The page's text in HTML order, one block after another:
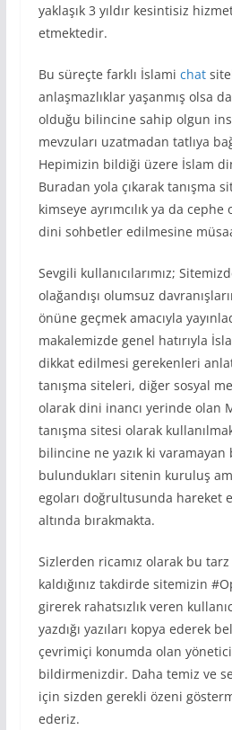
yaklaşık 3 yıldır kesintisiz
etmektedir.
Bu süreçte farklı İslami chat
anlaşmazlıklar yaşanmış olsa
olduğu bilincine sahip olgun
mevzuları uzatmadan tatlıya
Hepimizin bildiği üzere İslam
Buradan yola çıkarak tanışma
kimseye ayrımcılık ya da
dini sohbetler edilmesine
Sevgili kullanıcılarımız;
olağandışı olumsuz
önüne geçmek amacıyla
makalemizde genel hatırıyla
dikkat edilmesi gerekenleri
tanışma siteleri, diğer sosyal
olarak dini inancı yerinde olan
tanışma sitesi olarak
bilincine ne yazık ki varamayan
bulundukları sitenin kuruluş
egoları doğrultusunda hareket
altında bırakmakta.
Sizlerden ricamız olarak bu
kaldığınız takdirde sitemizin
girerek rahatsızlık veren
yazdığı yazıları kopya ederek
çevrimiçi konumda olan
bildirmenizdir. Daha temiz ve
için sizden gerekli özeni
ederiz.